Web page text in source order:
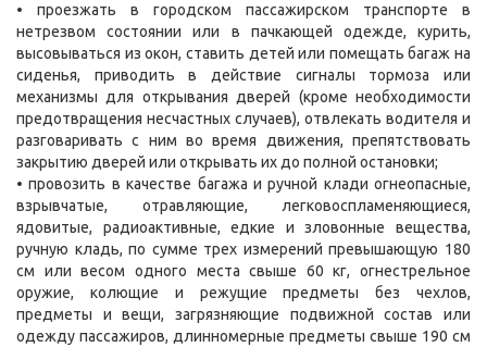
• проезжать в городском пассажирском транспорте в
нетрезвом состоянии или в пачкающей одежде, курить,
высовываться из окон, ставить детей или помещать багаж на
сиденья, приводить в действие сигналы тормоза или
механизмы для открывания дверей (кроме необходимости
предотвращения несчастных случаев), отвлекать водителя и
разговаривать с ним во время движения, препятствовать
закрытию дверей или открывать их до полной остановки;
• провозить в качестве багажа и ручной клади огнеопасные,
взрывчатые, отравляющие, легковоспламеняющиеся,
ядовитые, радиоактивные, едкие и зловонные вещества,
ручную кладь, по сумме трех измерений превышающую 180
см или весом одного места свыше 60 кг, огнестрельное
оружие, колющие и режущие предметы без чехлов,
предметы и вещи, загрязняющие подвижной состав или
одежду пассажиров, длинномерные предметы свыше 190 см